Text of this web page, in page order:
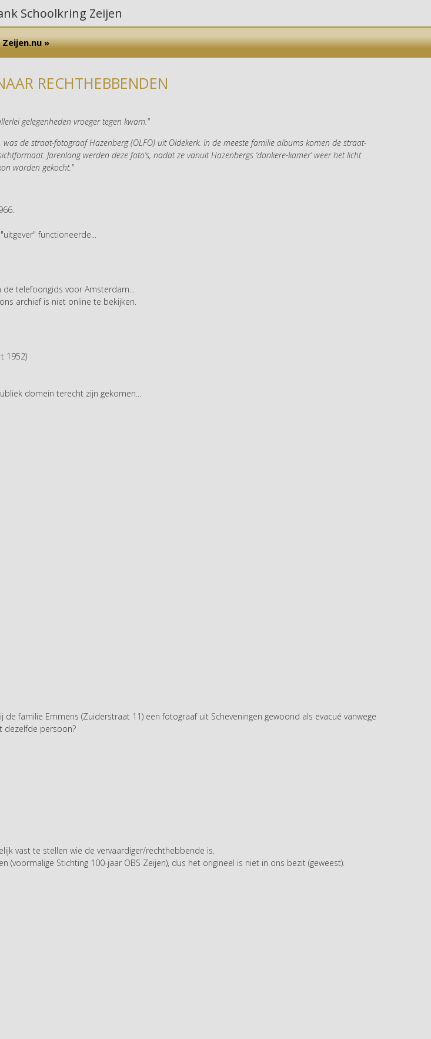
Zeijen.nu »
RECHTHEBBENDEN
gelegenheden vroeger tegen kwam."
de straat-fotograaf Hazenberg (OLFO) uit Oldekerk. In de meeste familie albums komen de straat-
Jarenlang werden deze foto’s, nadat ze vanuit Hazenbergs ‘donkere-kamer’ weer het licht
worden gekocht."
functioneerde...
telefoongids voor Amsterdam...
archief is niet online te bekijken.
1952)
domein terecht zijn gekomen...
familie Emmens (Zuiderstraat 11) een fotograaf uit Scheveningen gewoond als evacué vanwege
dezelfde persoon?
vast te stellen wie de vervaardiger/rechthebbende is.
Stichting 100-jaar OBS Zeijen), dus het origineel is niet in ons bezit (geweest).